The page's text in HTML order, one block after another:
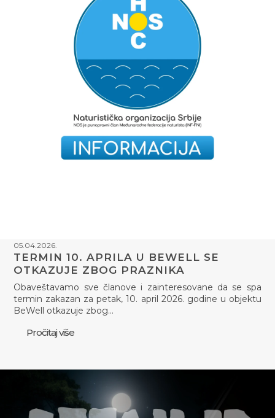
05.04.2026.
TERMIN 10. APRILA U BEWELL SE
OTKAZUJE ZBOG PRAZNIKA
Obaveštavamo sve članove i zainteresovane da se spa
termin zakazan za petak, 10. april 2026. godine u objektu
BeWell otkazuje zbog…
Pročitaj više